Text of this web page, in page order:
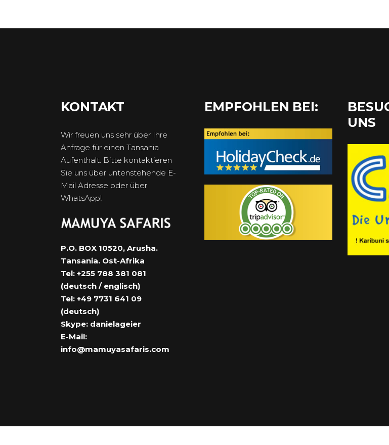
KONTAKT
Wir freuen uns sehr über Ihre
Anfrage für einen Tansania
Aufenthalt. Bitte kontaktieren
Sie uns über untenstehende E-
Mail Adresse oder über
WhatsApp!
P.O. BOX 10520, Arusha.
Tansania. Ost-Afrika
Tel: +255 788 381 081
(deutsch / englisch)
Tel: +49 7731 641 09
(deutsch)
Skype: danielageier
E-Mail:
info@mamuyasafaris.com
EMPFOHLEN BEI:
UNS